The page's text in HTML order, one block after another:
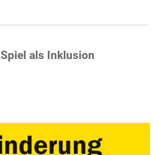
Spiel als Inklusion